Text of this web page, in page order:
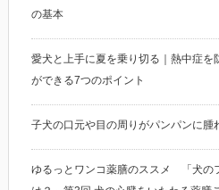
の基本
愛犬と上手に夏を乗り切る｜熱中症を
ができる7つのポイント
子犬の口元や目の周りがパンパンに腫
ゆるっとワンコ薬膳のススメ 「犬の